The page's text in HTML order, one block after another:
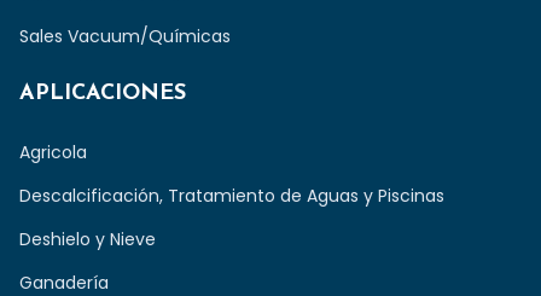
Sales Vacuum/Químicas
APLICACIONES
Agricola
Descalcificación, Tratamiento de Aguas y Piscinas
Deshielo y Nieve
Ganadería